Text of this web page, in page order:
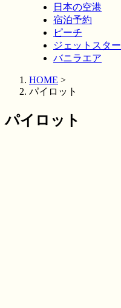
日本の空港
宿泊予約
ピーチ
ジェットスター
バニラエア
HOME >
パイロット
パイロット